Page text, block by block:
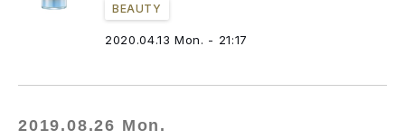
BEAUTY
2020.04.13 Mon. - 21:17
2019.08.26 Mon.